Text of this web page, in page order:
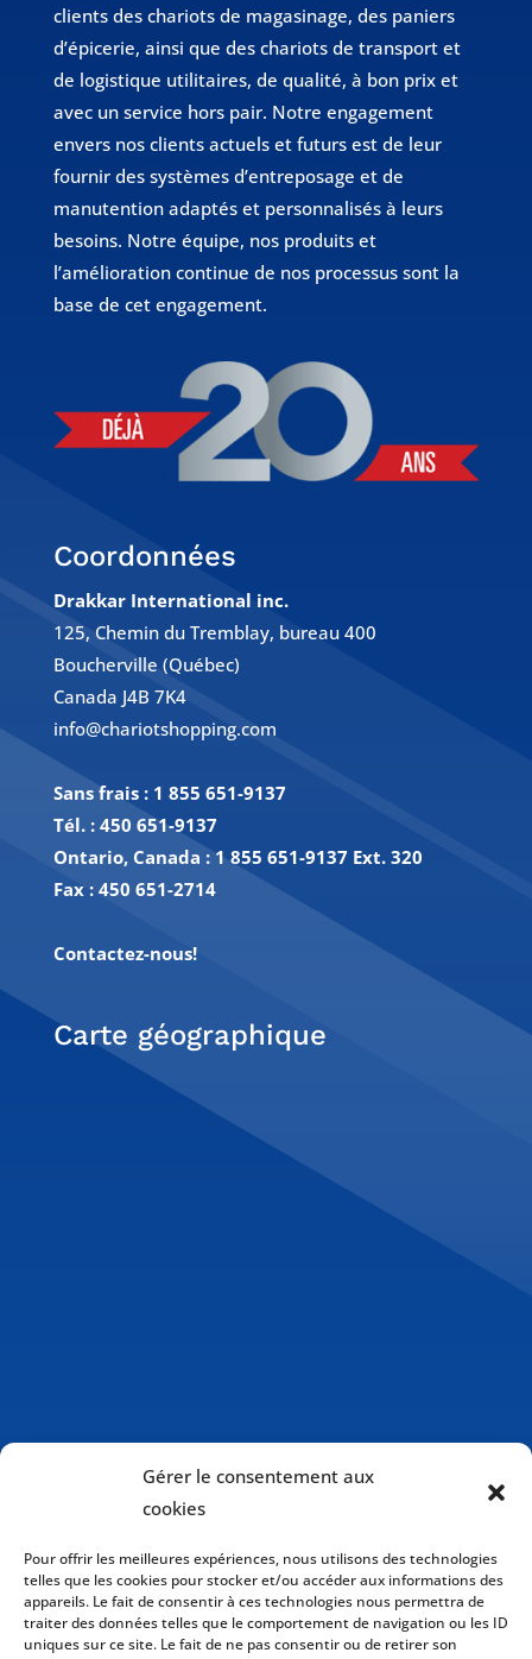
Gérer le consentement aux
cookies
Pour offrir les meilleures expériences, nous utilisons des technologies
telles que les cookies pour stocker et/ou accéder aux informations des
appareils. Le fait de consentir à ces technologies nous permettra de
traiter des données telles que le comportement de navigation ou les ID
uniques sur ce site. Le fait de ne pas consentir ou de retirer son
clients des chariots de magasinage, des paniers
d’épicerie, ainsi que des chariots de transport et
de logistique utilitaires, de qualité, à bon prix et
avec un service hors pair. Notre engagement
envers nos clients actuels et futurs est de leur
fournir des systèmes d’entreposage et de
manutention adaptés et personnalisés à leurs
besoins. Notre équipe, nos produits et
l’amélioration continue de nos processus sont la
base de cet engagement.
Coordonnées
Drakkar International inc.
125, Chemin du Tremblay, bureau 400
Boucherville (Québec)
Canada J4B 7K4
info@chariotshopping.com
Sans frais : 1 855 651-9137
Tél. : 450 651-9137
Ontario, Canada : 1 855 651-9137 Ext. 320
Fax : 450 651-2714
Contactez-nous!
Carte géographique